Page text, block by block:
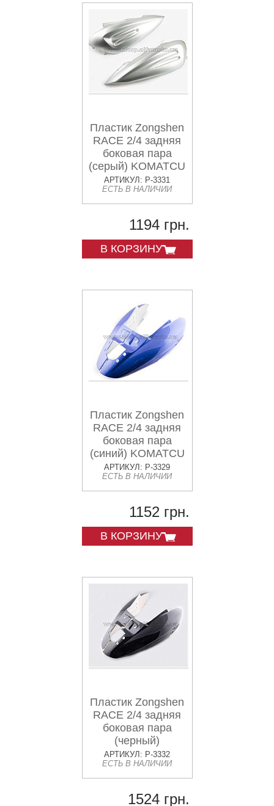
Пластик Zongshen
RACE 2/4 задняя
боковая пара
(серый) KOMATCU
АРТИКУЛ: P-3331
ЕСТЬ В НАЛИЧИИ
1194 грн.
В КОРЗИНУ
Пластик Zongshen
RACE 2/4 задняя
боковая пара
(синий) KOMATCU
АРТИКУЛ: P-3329
ЕСТЬ В НАЛИЧИИ
1152 грн.
В КОРЗИНУ
Пластик Zongshen
RACE 2/4 задняя
боковая пара
(черный)
KOMATCU
АРТИКУЛ: P-3332
ЕСТЬ В НАЛИЧИИ
1524 грн.